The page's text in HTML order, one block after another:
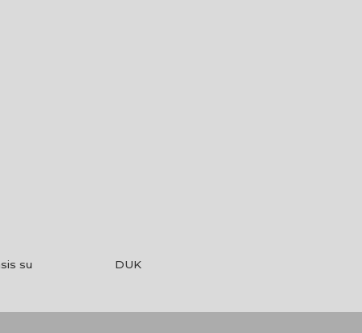
su DUK